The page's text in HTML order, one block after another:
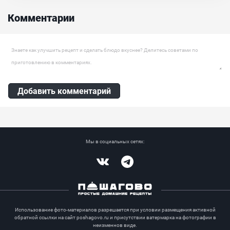
всего скучали именно по пицце и пасте… Теперь не скучаем)...
Комментарии
Оставить комментарий
Добавить комментарий
Мы в социальных сетях:
Использование фото-материалов разрешается при условии размещения активной
обратной ссылки на сайт poshagovo.ru и присутствии ватермарка на фотографии в
неизменнов виде.